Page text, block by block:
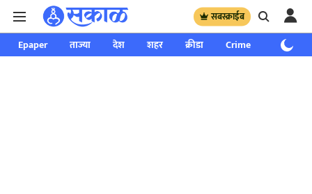
सबस्क्राईब
Epaper ताज्या देश शहर क्रीडा Crime साप्ताहिक